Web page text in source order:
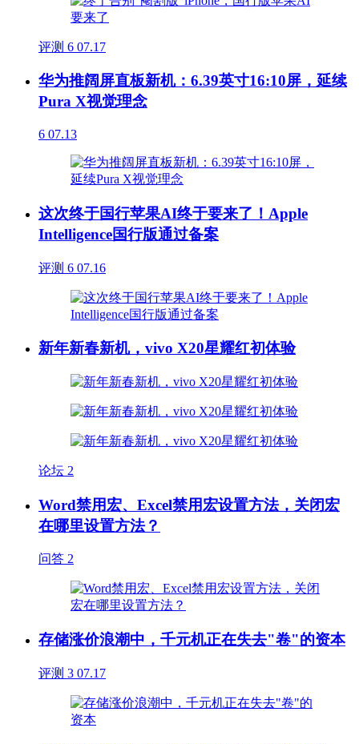
评测 6 07.17
华为推阔屏直板新机：6.39英寸16:10屏，延续
Pura X视觉理念
6 07.13
这次终于国行苹果AI终于要来了！Apple
Intelligence国行版通过备案
评测 6 07.16
新年新春新机，vivo X20星耀红初体验
论坛 2
Word禁用宏、Excel禁用宏设置方法，关闭宏
在哪里设置方法？
问答 2
存储涨价浪潮中，千元机正在失去"卷"的资本
评测 3 07.17